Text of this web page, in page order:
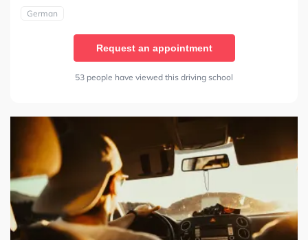
German
Request an appointment
53 people have viewed this driving school